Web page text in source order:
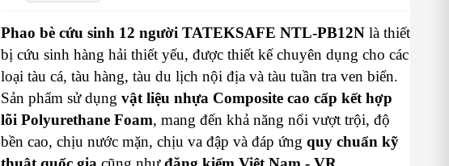
Phao bè cứu sinh 12 người TATEKSAFE NTL-PB12N là thiết
bị cứu sinh hàng hải thiết yếu, được thiết kế chuyên dụng cho các
loại tàu cá, tàu hàng, tàu du lịch nội địa và tàu tuần tra ven biển.
Sản phẩm sử dụng vật liệu nhựa Composite cao cấp kết hợp
lõi Polyurethane Foam, mang đến khả năng nổi vượt trội, độ
bền cao, chịu nước mặn, chịu va đập và đáp ứng quy chuẩn kỹ